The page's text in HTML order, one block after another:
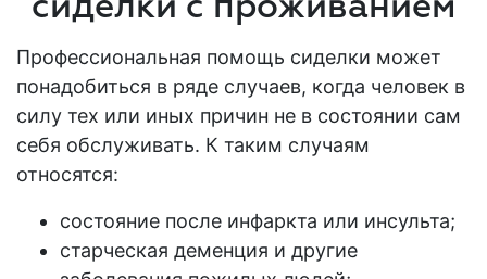
сиделки с проживанием
Профессиональная помощь сиделки может
понадобиться в ряде случаев, когда человек в
силу тех или иных причин не в состоянии сам
себя обслуживать. К таким случаям
относятся:
состояние после инфаркта или инсульта;
старческая деменция и другие